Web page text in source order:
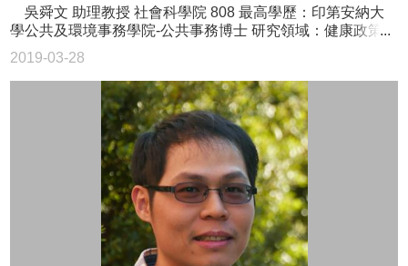
2019-03-28
吳舜文 助理教授 社會科學院 808 最高學歷：印第安納大
學公共及環境事務學院-公共事務博士 研究領域：健康政策、
環保政策、方案評估、政策分析、官僚行為 02-3366-8309
shunwu@ntu.edu.tw